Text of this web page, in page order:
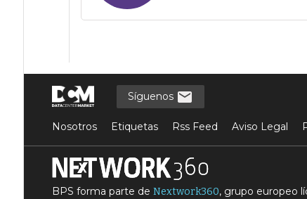
Síguenos
Nosotros Etiquetas Rss Feed Aviso Legal
BPS forma parte de Nextwork360, grupo europeo